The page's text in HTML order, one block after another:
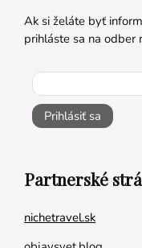
Ak si želáte byť
prihláste sa na odber
Prihlásiť sa
Partnerské
nichetravel.sk